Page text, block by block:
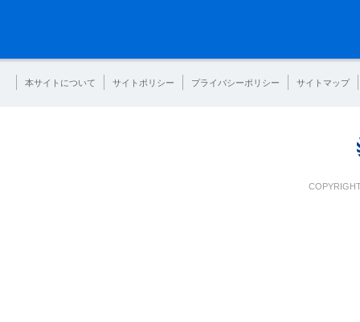
本サイトについて サイトポリシー プライバシーポリシー サイトマップ